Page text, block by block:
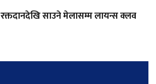
रक्तदानदेखि साउने मेलासम्म लायन्स क्लव